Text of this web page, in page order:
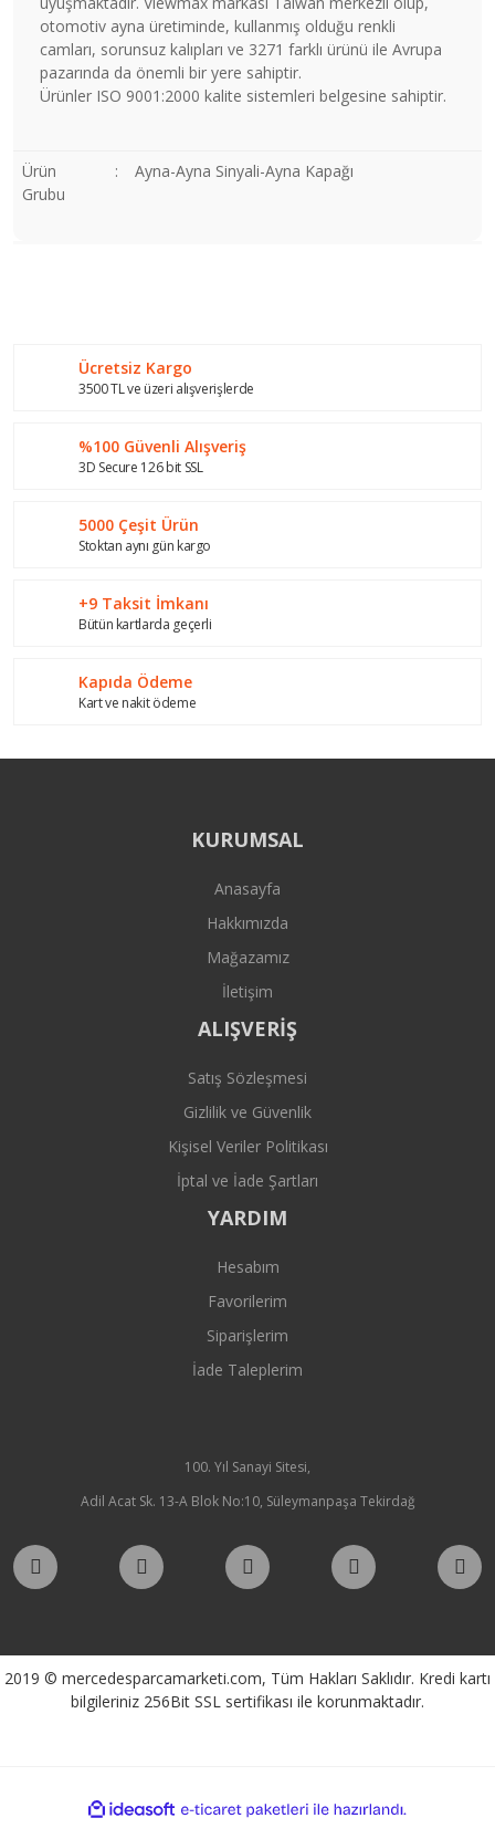
otomotiv ayna üretiminde, kullanmış olduğu renkli
camları, sorunsuz kalıpları ve 3271 farklı ürünü ile Avrupa
pazarında da önemli bir yere sahiptir.
Ürünler ISO 9001:2000 kalite sistemleri belgesine sahiptir.
Ürün
Grubu
: Ayna-Ayna Sinyali-Ayna Kapağı
Ürün resmi kalitesiz, bozuk veya görüntülenemiyor.
Ürün bilgilerinde hatalar bulunuyor.
Bu ürüne benzer farklı alternatifler olmalı.
Ücretsiz Kargo
3500 TL ve üzeri alışverişlerde
%100 Güvenli Alışveriş
3D Secure 126 bit SSL
5000 Çeşit Ürün
Stoktan aynı gün kargo
+9 Taksit İmkanı
Bütün kartlarda geçerli
Kapıda Ödeme
Kart ve nakit ödeme
KURUMSAL
Anasayfa
Hakkımızda
Mağazamız
İletişim
ALIŞVERİŞ
Satış Sözleşmesi
Gizlilik ve Güvenlik
Kişisel Veriler Politikası
İptal ve İade Şartları
YARDIM
Hesabım
Favorilerim
Siparişlerim
İade Taleplerim
100. Yıl Sanayi Sitesi,
Adil Acat Sk. 13-A Blok No:10, Süleymanpaşa Tekirdağ
2019 © mercedesparcamarketi.com, Tüm Hakları Saklıdır. Kredi kartı
bilgileriniz 256Bit SSL sertifikası ile korunmaktadır.
ideasoft
e-